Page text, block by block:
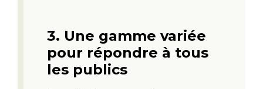
3. Une gamme variée
pour répondre à tous
les publics